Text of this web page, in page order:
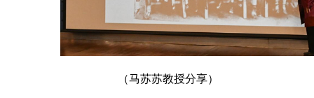
（马苏苏教授分享）